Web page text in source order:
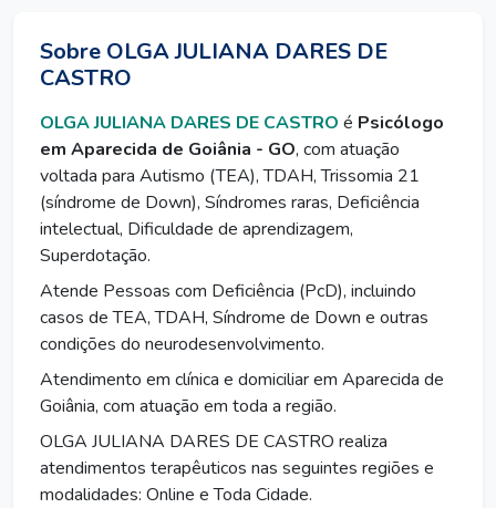
Sobre OLGA JULIANA DARES DE
CASTRO
OLGA JULIANA DARES DE CASTRO é Psicólogo
em Aparecida de Goiânia - GO, com atuação
voltada para Autismo (TEA), TDAH, Trissomia 21
(síndrome de Down), Síndromes raras, Deficiência
intelectual, Dificuldade de aprendizagem,
Superdotação.
Atende Pessoas com Deficiência (PcD), incluindo
casos de TEA, TDAH, Síndrome de Down e outras
condições do neurodesenvolvimento.
Atendimento em clínica e domiciliar em Aparecida de
Goiânia, com atuação em toda a região.
OLGA JULIANA DARES DE CASTRO realiza
atendimentos terapêuticos nas seguintes regiões e
modalidades: Online e Toda Cidade.